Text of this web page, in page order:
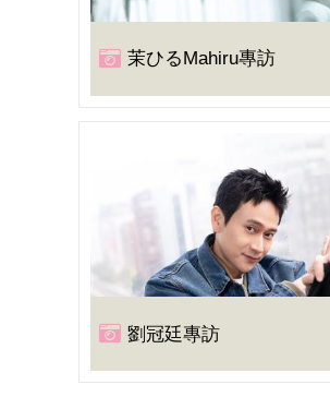
茉ひるMahiru專訪
劉冠廷專訪